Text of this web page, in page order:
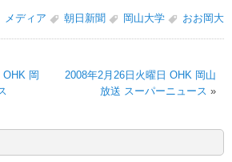
メディア 朝日新聞 岡山大学 おお岡大
岡
2008年2月26日火曜日 OHK 岡山
放送 スーパーニュース »